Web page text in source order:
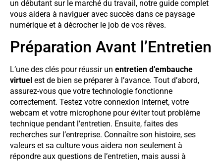
un débutant sur le marché du travail, notre guide complet
vous aidera à naviguer avec succès dans ce paysage
numérique et à décrocher le job de vos rêves.
Préparation Avant l’Entretien
L’une des clés pour réussir un entretien d’embauche
virtuel est de bien se préparer à l’avance. Tout d’abord,
assurez-vous que votre technologie fonctionne
correctement. Testez votre connexion Internet, votre
webcam et votre microphone pour éviter tout problème
technique pendant l’entretien. Ensuite, faites des
recherches sur l’entreprise. Connaître son histoire, ses
valeurs et sa culture vous aidera non seulement à
répondre aux questions de l’entretien, mais aussi à